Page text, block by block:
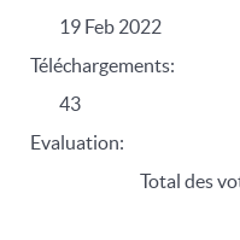
19 Feb 2022
Téléchargements:
43
Evaluation:
Total des